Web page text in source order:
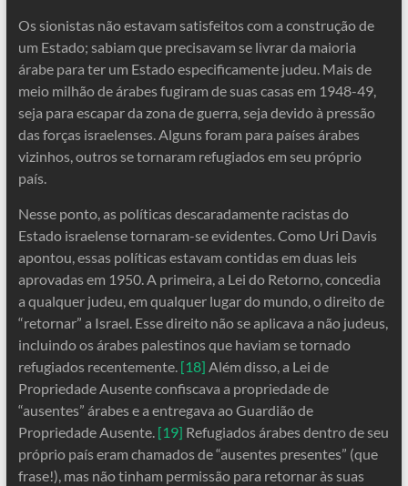
Os sionistas não estavam satisfeitos com a construção de
um Estado; sabiam que precisavam se livrar da maioria
árabe para ter um Estado especificamente judeu. Mais de
meio milhão de árabes fugiram de suas casas em 1948-49,
seja para escapar da zona de guerra, seja devido à pressão
das forças israelenses. Alguns foram para países árabes
vizinhos, outros se tornaram refugiados em seu próprio
país.
Nesse ponto, as políticas descaradamente racistas do
Estado israelense tornaram-se evidentes. Como Uri Davis
apontou, essas políticas estavam contidas em duas leis
aprovadas em 1950. A primeira, a Lei do Retorno, concedia
a qualquer judeu, em qualquer lugar do mundo, o direito de
“retornar” a Israel. Esse direito não se aplicava a não judeus,
incluindo os árabes palestinos que haviam se tornado
refugiados recentemente. [18] Além disso, a Lei de
Propriedade Ausente confiscava a propriedade de
“ausentes” árabes e a entregava ao Guardião de
Propriedade Ausente. [19] Refugiados árabes dentro de seu
próprio país eram chamados de “ausentes presentes” (que
frase!), mas não tinham permissão para retornar às suas